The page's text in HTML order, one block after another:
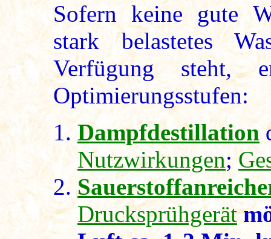
Sofern keine gute
stark belastetes
Verfügung steht,
Optimierungsstufen:
Dampfdestillation
Nutzwirkungen;
Drucksprühgerät